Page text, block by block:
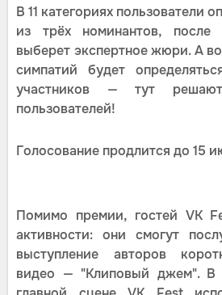
В 11 категориях пользователи
из трёх номинантов, после
выберет экспертное жюри. А
симпатий будет
участников — тут
пользователей!
Голосование продлится до 15
Помимо премии, гостей VK
активности: они смогут
выступление авторов
видео — "Клиповый джем". В